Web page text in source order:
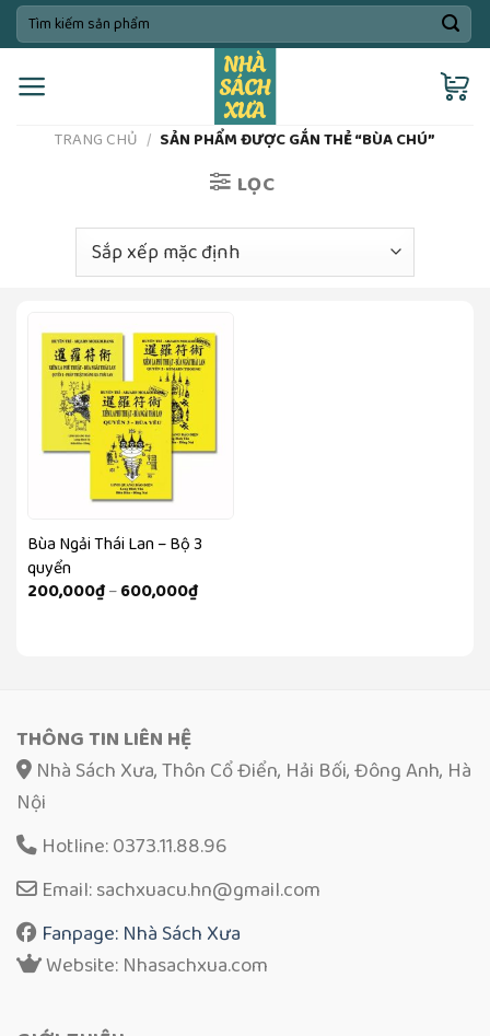
Skip
to
content
Tìm
kiếm:
TRANG CHỦ / SẢN PHẨM ĐƯỢC GẮN THẺ “BÙA CHÚ”
LỌC
Bùa Ngải Thái Lan – Bộ 3
quyển
200,000₫–600,000₫Khoảng
giá:
THÔNG TIN LIÊN HỆ
Nhà Sách Xưa, Thôn Cổ Điển, Hải Bối, Đông Anh, Hà
Nội
Hotline: 0373.11.88.96
Email: sachxuacu.hn@gmail.com
Fanpage: Nhà Sách Xưa
Website: Nhasachxua.com